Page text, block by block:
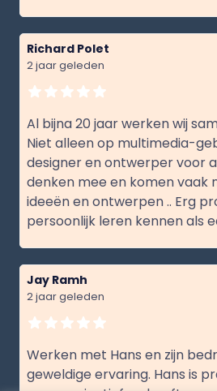
Richard Polet
2 jaar geleden
Al bijna 20 jaar werken wij
Niet alleen op multimedia-
designer en ontwerper voor
denken mee en komen vaak
ideeën en ontwerpen .. Erg
persoonlijk leren kennen als
Jay Ramh
2 jaar geleden
Werken met Hans en zijn
geweldige ervaring. Hans is